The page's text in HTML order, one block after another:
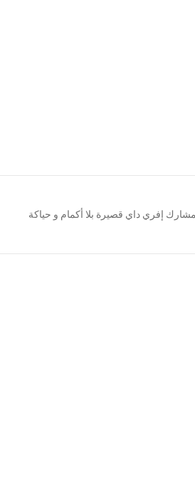
إفري داي قصيرة بلا أكمام و حياكة